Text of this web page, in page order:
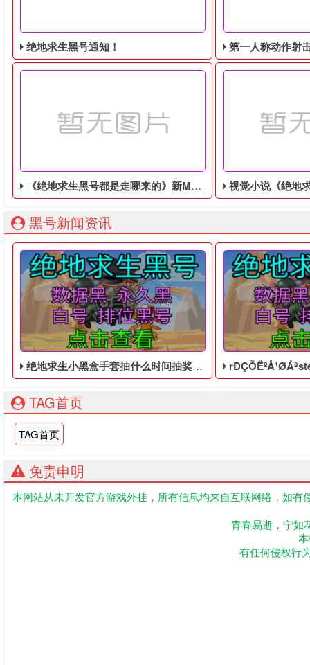
绝地求生黑号通知！
绝地求生黑号： 质保时间内找回换号！ 绝地求生白号： 四无
第一人称动作射击游戏《绝地
2036年，世界上
《绝地求生黑号都是走哪来的》新MOD集锦发布：双持机制、经济平衡和动态季节
《绝地求生黑号都是走哪来的》近日发布了一系列新的MOD
视觉小说《绝地求生百年黑号收》
出版商Idea
黑号新闻资讯
绝地求生小黑盒手套抽什么时间抽奖最好 - 绝地求生低价的皮肤白号
TAG首页
TAG首页
免责申明
本网站从未开发官方游戏外挂，所有信息均来自互联网络，如
青春易逝，宁如
有任何侵权行